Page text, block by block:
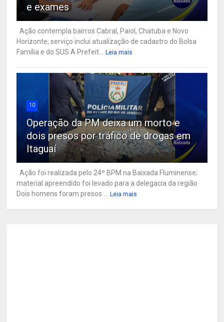
e exames
Ação contempla bairros Cabral, Paiol, Chatuba e Novo
Horizonte; serviço inclui atualização de cadastro do Bolsa
Família e do SUS A Prefeit...
Leia mais
10
Operação da PM deixa um morto e
dois presos por tráfico de drogas em
Itaguaí
Ação foi realizada pelo 24º BPM na Baixada Fluminense;
material apreendido foi levado para a delegacia da região
Dois homens foram presos ...
Leia mais